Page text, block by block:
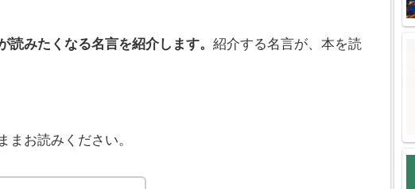
読みたくなる名言を紹介します。 紹介する名言が、本を読
お読みください。